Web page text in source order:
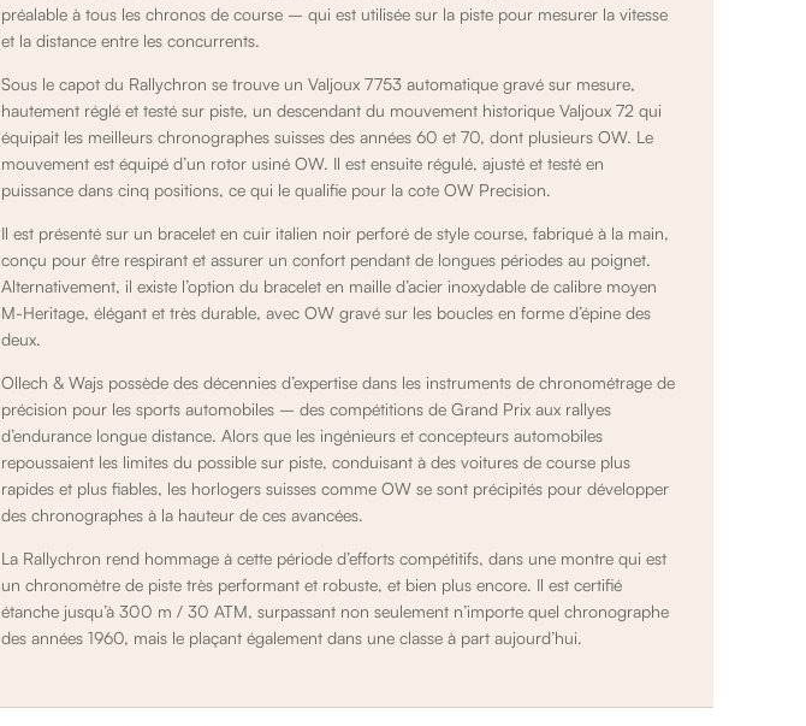
préalable à tous les chronos de course – qui est utilisée sur la piste pour mesurer la vitesse
et la distance entre les concurrents.
Sous le capot du Rallychron se trouve un Valjoux 7753 automatique gravé sur mesure,
hautement réglé et testé sur piste, un descendant du mouvement historique Valjoux 72 qui
équipait les meilleurs chronographes suisses des années 60 et 70, dont plusieurs OW. Le
mouvement est équipé d’un rotor usiné OW. Il est ensuite régulé, ajusté et testé en
puissance dans cinq positions, ce qui le qualifie pour la cote OW Precision.
Il est présenté sur un bracelet en cuir italien noir perforé de style course, fabriqué à la main,
conçu pour être respirant et assurer un confort pendant de longues périodes au poignet.
Alternativement, il existe l’option du bracelet en maille d’acier inoxydable de calibre moyen
M-Heritage, élégant et très durable, avec OW gravé sur les boucles en forme d’épine des
deux.
Ollech & Wajs possède des décennies d’expertise dans les instruments de chronométrage de
précision pour les sports automobiles – des compétitions de Grand Prix aux rallyes
d’endurance longue distance. Alors que les ingénieurs et concepteurs automobiles
repoussaient les limites du possible sur piste, conduisant à des voitures de course plus
rapides et plus fiables, les horlogers suisses comme OW se sont précipités pour développer
des chronographes à la hauteur de ces avancées.
La Rallychron rend hommage à cette période d’efforts compétitifs, dans une montre qui est
un chronomètre de piste très performant et robuste, et bien plus encore. Il est certifié
étanche jusqu’à 300 m / 30 ATM, surpassant non seulement n’importe quel chronographe
des années 1960, mais le plaçant également dans une classe à part aujourd’hui.